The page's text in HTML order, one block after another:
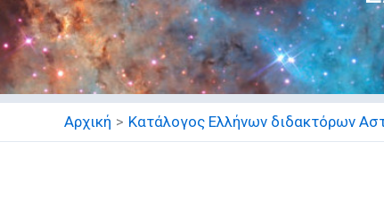
Αρχική Κατάλογος Ελλήνων διδακτόρων